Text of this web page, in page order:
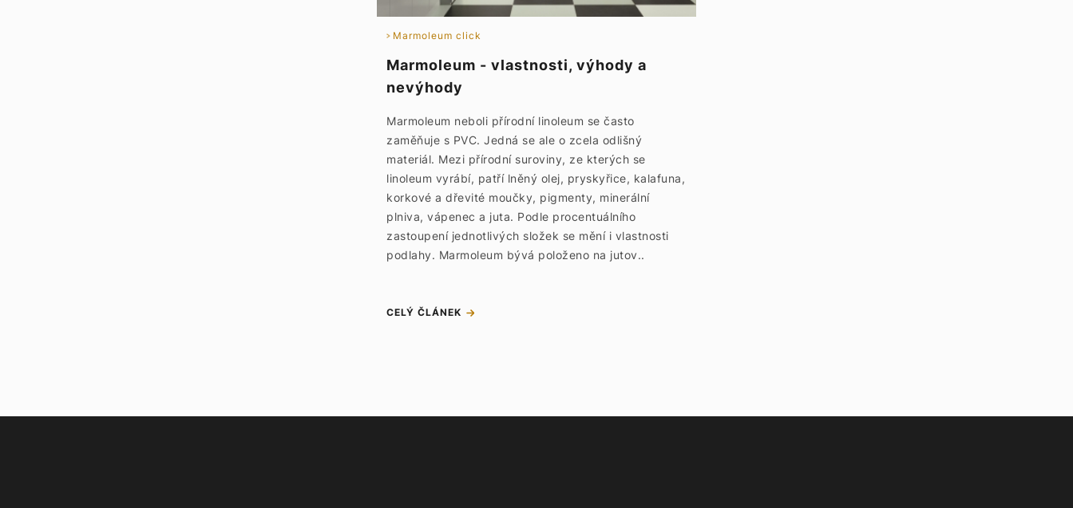
Marmoleum click
Marmoleum - vlastnosti, výhody a
nevýhody
Marmoleum neboli přírodní linoleum se často
zaměňuje s PVC. Jedná se ale o zcela odlišný
materiál. Mezi přírodní suroviny, ze kterých se
linoleum vyrábí, patří lněný olej, pryskyřice, kalafuna,
korkové a dřevité moučky, pigmenty, minerální
plniva, vápenec a juta. Podle procentuálního
zastoupení jednotlivých složek se mění i vlastnosti
podlahy. Marmoleum bývá položeno na jutov..
CELÝ ČLÁNEK